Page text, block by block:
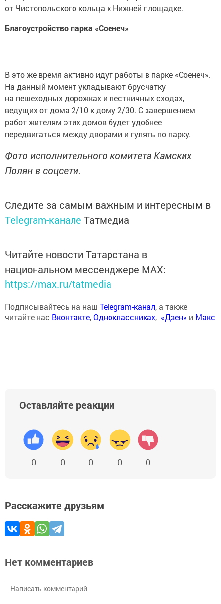
от Чистопольского кольца к Нижней площадке.
Благоустройство парка «Соенеч»
В это же время активно идут работы в парке «Соенеч».
На данный момент укладывают брусчатку
на пешеходных дорожках и лестничных сходах,
ведущих от дома 2/10 к дому 2/30. С завершением
работ жителям этих домов будет удобнее
передвигаться между дворами и гулять по парку.
Фото исполнительного комитета Камских
Полян в соцсети.
Следите за самым важным и интересным в
Telegram-канале Татмедиа
Читайте новости Татарстана в
национальном мессенджере MАХ:
https://max.ru/tatmedia
Подписывайтесь на наш Telegram-канал, а также
читайте нас Вконтакте,Одноклассниках, «Дзен» и Макс
Оставляйте реакции
0 0 0 0 0
Расскажите друзьям
Нет комментариев